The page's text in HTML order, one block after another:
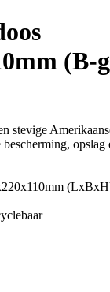
stevige